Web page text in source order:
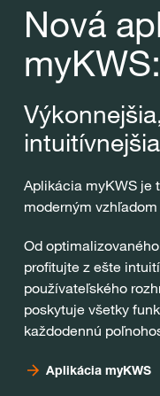
Nová
myKWS:
Aplikácia myKWS je
moderným
Od
profitujte z ešte
používateľského
poskytuje všetky
každodennú
Aplikácia myKWS